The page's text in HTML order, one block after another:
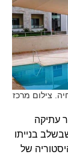
מרכז
עיר עתיקה
בנייתו
של